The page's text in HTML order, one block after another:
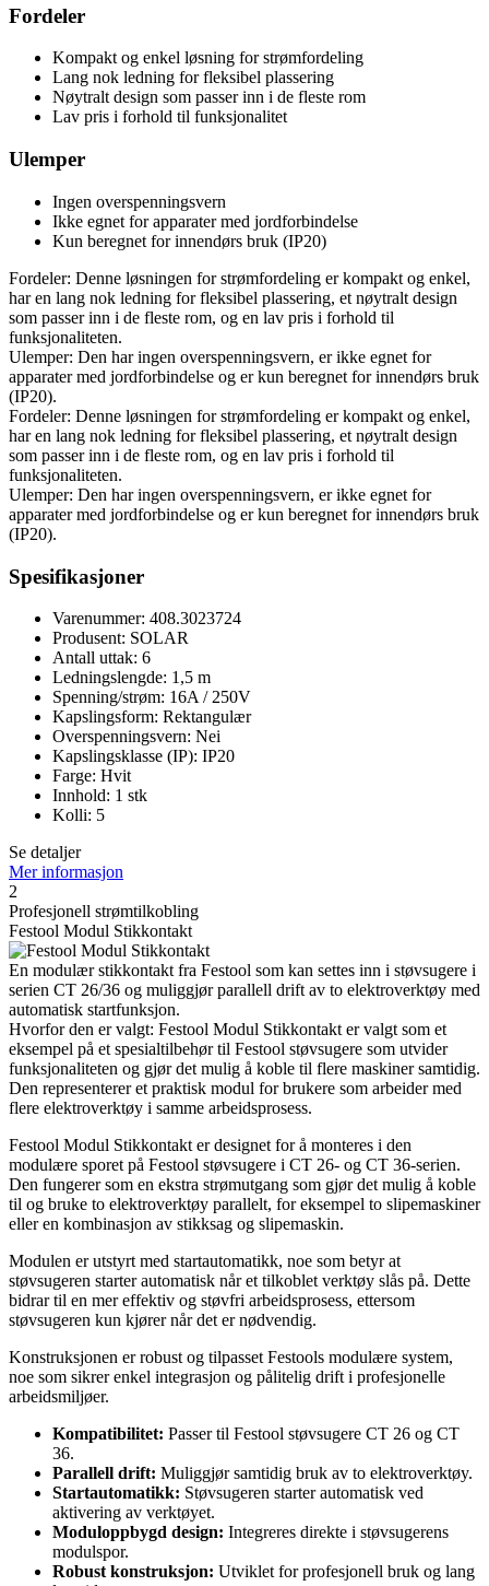
Fordeler
Kompakt og enkel løsning for strømfordeling
Lang nok ledning for fleksibel plassering
Nøytralt design som passer inn i de fleste rom
Lav pris i forhold til funksjonalitet
Ulemper
Ingen overspenningsvern
Ikke egnet for apparater med jordforbindelse
Kun beregnet for innendørs bruk (IP20)
Fordeler: Denne løsningen for strømfordeling er kompakt og enkel,
har en lang nok ledning for fleksibel plassering, et nøytralt design
som passer inn i de fleste rom, og en lav pris i forhold til
funksjonaliteten.
Ulemper: Den har ingen overspenningsvern, er ikke egnet for
apparater med jordforbindelse og er kun beregnet for innendørs bruk
(IP20).
Fordeler: Denne løsningen for strømfordeling er kompakt og enkel,
har en lang nok ledning for fleksibel plassering, et nøytralt design
som passer inn i de fleste rom, og en lav pris i forhold til
funksjonaliteten.
Ulemper: Den har ingen overspenningsvern, er ikke egnet for
apparater med jordforbindelse og er kun beregnet for innendørs bruk
(IP20).
Spesifikasjoner
Varenummer: 408.3023724
Produsent: SOLAR
Antall uttak: 6
Ledningslengde: 1,5 m
Spenning/strøm: 16A / 250V
Kapslingsform: Rektangulær
Overspenningsvern: Nei
Kapslingsklasse (IP): IP20
Farge: Hvit
Innhold: 1 stk
Kolli: 5
Se detaljer
Mer informasjon
2
Profesjonell strømtilkobling
Festool Modul Stikkontakt
En modulær stikkontakt fra Festool som kan settes inn i støvsugere i
serien CT 26/36 og muliggjør parallell drift av to elektroverktøy med
automatisk startfunksjon.
Hvorfor den er valgt: Festool Modul Stikkontakt er valgt som et
eksempel på et spesialtilbehør til Festool støvsugere som utvider
funksjonaliteten og gjør det mulig å koble til flere maskiner samtidig.
Den representerer et praktisk modul for brukere som arbeider med
flere elektroverktøy i samme arbeidsprosess.
Festool Modul Stikkontakt er designet for å monteres i den
modulære sporet på Festool støvsugere i CT 26- og CT 36-serien.
Den fungerer som en ekstra strømutgang som gjør det mulig å koble
til og bruke to elektroverktøy parallelt, for eksempel to slipemaskiner
eller en kombinasjon av stikksag og slipemaskin.
Modulen er utstyrt med startautomatikk, noe som betyr at
støvsugeren starter automatisk når et tilkoblet verktøy slås på. Dette
bidrar til en mer effektiv og støvfri arbeidsprosess, ettersom
støvsugeren kun kjører når det er nødvendig.
Konstruksjonen er robust og tilpasset Festools modulære system,
noe som sikrer enkel integrasjon og pålitelig drift i profesjonelle
arbeidsmiljøer.
Kompatibilitet: Passer til Festool støvsugere CT 26 og CT
36.
Parallell drift: Muliggjør samtidig bruk av to elektroverktøy.
Startautomatikk: Støvsugeren starter automatisk ved
aktivering av verktøyet.
Moduloppbygd design: Integreres direkte i støvsugerens
modulspor.
Robust konstruksjon: Utviklet for profesjonell bruk og lang